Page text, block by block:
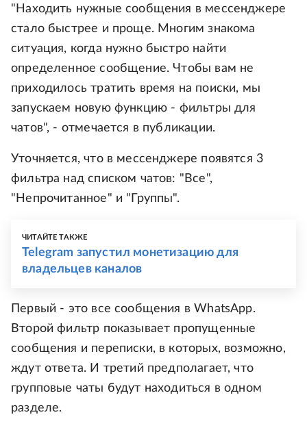
"Находить нужные сообщения в мессенджере
стало быстрее и проще. Многим знакома
ситуация, когда нужно быстро найти
определенное сообщение. Чтобы вам не
приходилось тратить время на поиски, мы
запускаем новую функцию - фильтры для
чатов", - отмечается в публикации.
Уточняется, что в мессенджере появятся 3
фильтра над списком чатов: "Все",
"Непрочитанное" и "Группы".
ЧИТАЙТЕ ТАКЖЕ
Telegram запустил монетизацию для
владельцев каналов
Первый - это все сообщения в WhatsApp.
Второй фильтр показывает пропущенные
сообщения и переписки, в которых, возможно,
ждут ответа. И третий предполагает, что
групповые чаты будут находиться в одном
разделе.